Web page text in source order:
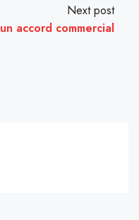
Next post
accord commercial